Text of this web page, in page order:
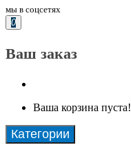
мы в соцсетях
0
Ваш заказ
Ваша корзина пуста!
Категории